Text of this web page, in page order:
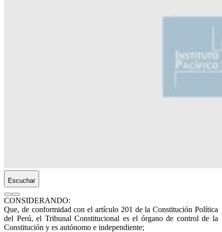
Escuchar
CONSIDERANDO:
Que, de conformidad con el artículo 201 de la Constitución Política
del Perú, el Tribunal Constitucional es el órgano de control de la
Constitución y es autónomo e independiente;